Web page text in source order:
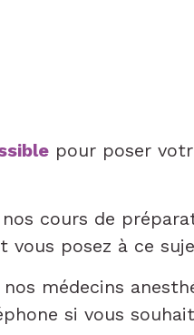
pour poser
cours de
vous posez à ce
médecins
si vous